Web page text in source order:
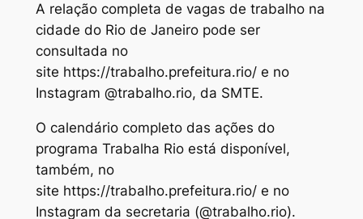
A relação completa de vagas de trabalho na
cidade do Rio de Janeiro pode ser
consultada no
site https://trabalho.prefeitura.rio/ e no
Instagram @trabalho.rio, da SMTE.
O calendário completo das ações do
programa Trabalha Rio está disponível,
também, no
site https://trabalho.prefeitura.rio/ e no
Instagram da secretaria (@trabalho.rio).